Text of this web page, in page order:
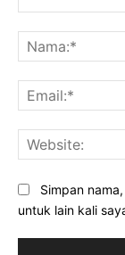
Simpan
untuk lain kali